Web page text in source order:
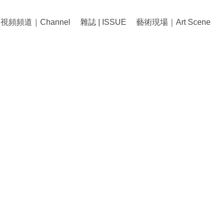
視頻頻道｜Channel 雜誌 | ISSUE 藝術現場｜Art Scene